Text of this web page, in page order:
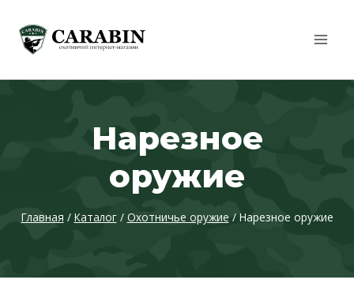
Нарезное
оружие
Главная / Каталог / Охотничье оружие / Нарезное оружие